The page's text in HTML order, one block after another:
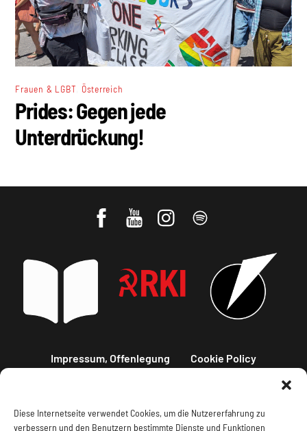
Diese Internetseite verwendet Cookies, um die Nutzererfahrung zu
verbessern und den Benutzern bestimmte Dienste und Funktionen
Frauen & LGBT Österreich
Prides: Gegen jede
Unterdrückung!
Impressum, Offenlegung Cookie Policy